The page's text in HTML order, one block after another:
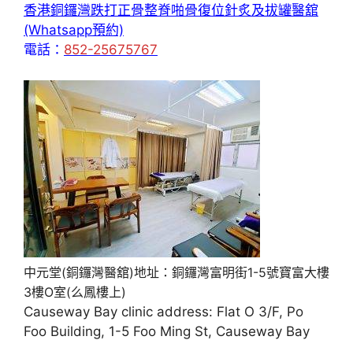
香港銅鑼灣跌打正骨整脊啪骨復位針炙及拔罐醫舘
(Whatsapp預約)
電話： 852-25675767
中元堂(銅鑼灣醫舘)地址：銅鑼灣富明街1-5號寶富大樓
3樓O室(么鳳樓上)
Causeway Bay clinic address: Flat O 3/F, Po
Foo Building, 1-5 Foo Ming St, Causeway Bay